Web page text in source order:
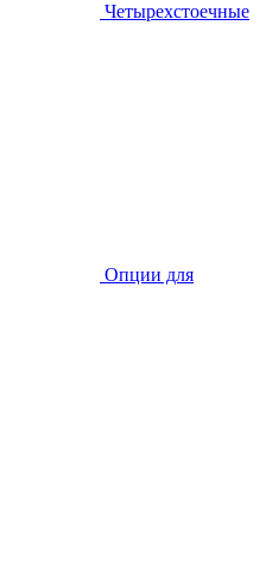
Четырехстоечные
Опции для